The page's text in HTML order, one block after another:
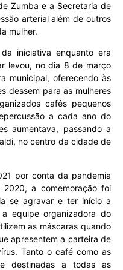
Zumba e a Secretaria de
arterial além de outros
mulher.
iniciativa enquanto era
levou, no dia 8 de março
municipal, oferecendo às
dessem para as mulheres
cafés pequenos
a cada ano do
aumentava, passando a
no centro da cidade de
por conta da pandemia
a comemoração foi
se agravar e ter início a
equipe organizadora do
as máscaras quando
apresentem a carteira de
Tanto o café como as
destinadas a todas as